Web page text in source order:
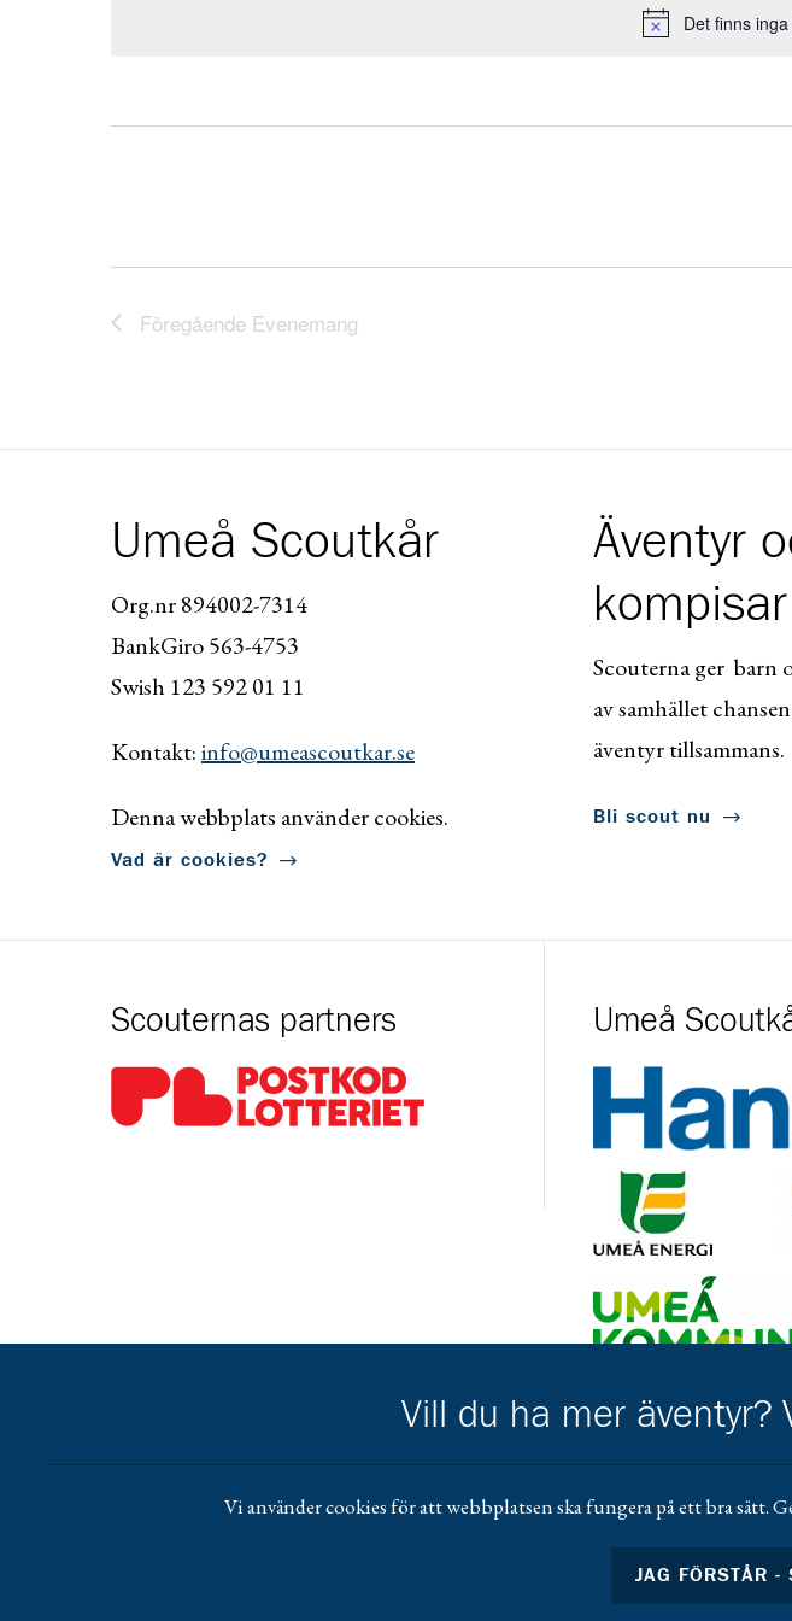
Det finns
Föregående Evenemang
Umeå Scoutkår
Org.nr 894002-7314
BankGiro 563-4753
Swish 123 592 01 11
Kontakt:info@umeascoutkar.se
Denna webbplats använder cookies.
Vad är cookies?
Äventyr
kompisar
Scouterna ger barn
av samhället
äventyr tillsammans.
Bli scout nu
Scouternas partners
Gå till pl_50
Umeå
Gå till https://
Gå till https://
Gå till https://
Gå till https://
Gå till https://
Vill du ha mer
Vi använder cookies för att webbplatsen ska fungera på ett bra sätt.
JAG FÖRSTÅR -